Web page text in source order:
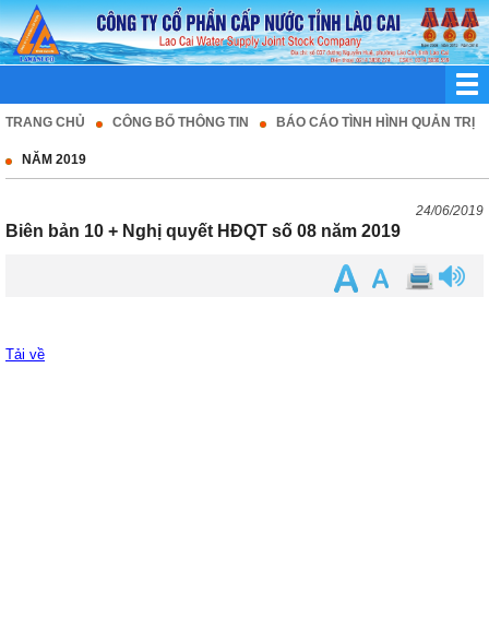
TRANG CHỦ CÔNG BỐ THÔNG TIN BÁO CÁO TÌNH HÌNH QUẢN TRỊ
NĂM 2019
24/06/2019
Biên bản 10 + Nghị quyết HĐQT số 08 năm 2019
Tải về